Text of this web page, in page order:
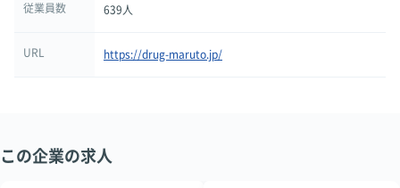
従業員数 639人
URL https://drug-maruto.jp/
この企業の求人